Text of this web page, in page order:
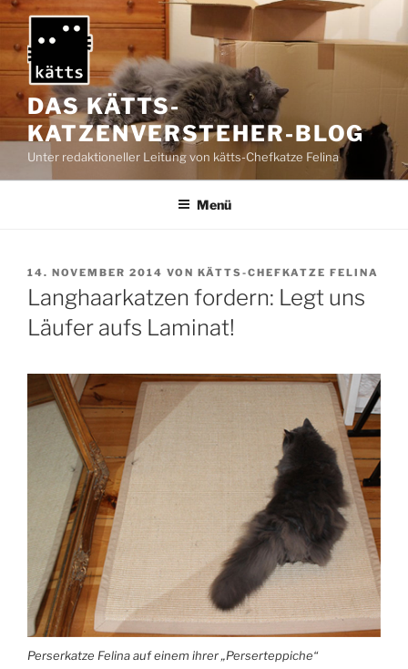
Zum
Inhalt
springen
DAS KÄTTS-
KATZENVERSTEHER-BLOG
Unter redaktioneller Leitung von kätts-Chefkatze Felina
Menü
VERÖFFENTLICHT
AM
14. NOVEMBER 2014 VON KÄTTS-CHEFKATZE FELINA
Langhaarkatzen fordern: Legt uns
Läufer aufs Laminat!
Perserkatze Felina auf einem ihrer „Perserteppiche“